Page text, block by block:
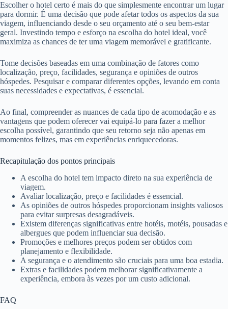
Escolher o hotel certo é mais do que simplesmente encontrar um lugar
para dormir. É uma decisão que pode afetar todos os aspectos da sua
viagem, influenciando desde o seu orçamento até o seu bem-estar
geral. Investindo tempo e esforço na escolha do hotel ideal, você
maximiza as chances de ter uma viagem memorável e gratificante.
Tome decisões baseadas em uma combinação de fatores como
localização, preço, facilidades, segurança e opiniões de outros
hóspedes. Pesquisar e comparar diferentes opções, levando em conta
suas necessidades e expectativas, é essencial.
Ao final, compreender as nuances de cada tipo de acomodação e as
vantagens que podem oferecer vai equipá-lo para fazer a melhor
escolha possível, garantindo que seu retorno seja não apenas em
momentos felizes, mas em experiências enriquecedoras.
Recapitulação dos pontos principais
A escolha do hotel tem impacto direto na sua experiência de
viagem.
Avaliar localização, preço e facilidades é essencial.
As opiniões de outros hóspedes proporcionam insights valiosos
para evitar surpresas desagradáveis.
Existem diferenças significativas entre hotéis, motéis, pousadas e
albergues que podem influenciar sua decisão.
Promoções e melhores preços podem ser obtidos com
planejamento e flexibilidade.
A segurança e o atendimento são cruciais para uma boa estadia.
Extras e facilidades podem melhorar significativamente a
experiência, embora às vezes por um custo adicional.
FAQ